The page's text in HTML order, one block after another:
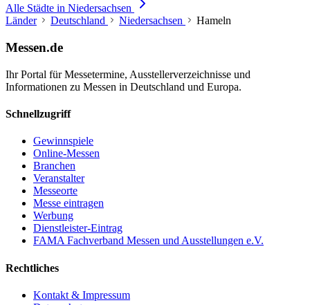
Alle Städte in Niedersachsen
Länder
Deutschland Niedersachsen Hameln
Messen.de
Ihr Portal für Messetermine, Ausstellerverzeichnisse und
Informationen zu Messen in Deutschland und Europa.
Schnellzugriff
Gewinnspiele
Online-Messen
Branchen
Veranstalter
Messeorte
Messe eintragen
Werbung
Dienstleister-Eintrag
FAMA Fachverband Messen und Ausstellungen e.V.
Rechtliches
Kontakt & Impressum